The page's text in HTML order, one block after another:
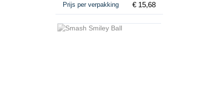
Prijs per verpakking € 15,68